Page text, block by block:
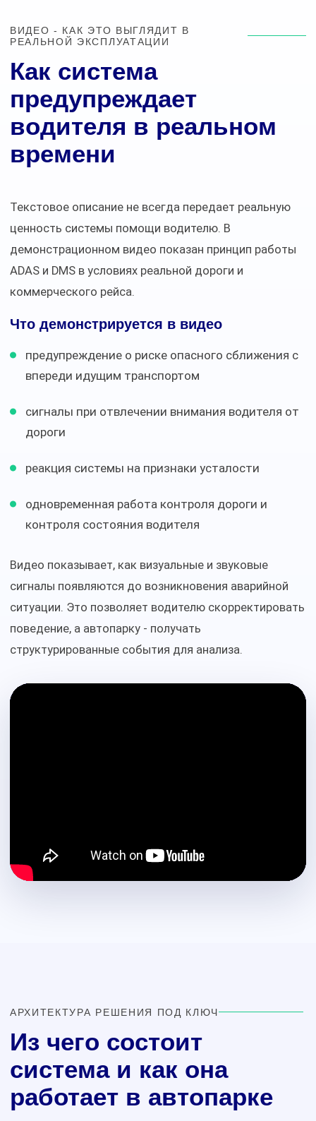
ВИДЕО - КАК ЭТО ВЫГЛЯДИТ В
РЕАЛЬНОЙ ЭКСПЛУАТАЦИИ
Как система
предупреждает
водителя в реальном
времени
Текстовое описание не всегда передает реальную
ценность системы помощи водителю. В
демонстрационном видео показан принцип работы
ADAS и DMS в условиях реальной дороги и
коммерческого рейса.
Что демонстрируется в видео
предупреждение о риске опасного сближения с
впереди идущим транспортом
сигналы при отвлечении внимания водителя от
дороги
реакция системы на признаки усталости
одновременная работа контроля дороги и
контроля состояния водителя
Видео показывает, как визуальные и звуковые
сигналы появляются до возникновения аварийной
ситуации. Это позволяет водителю скорректировать
поведение, а автопарку - получать
структурированные события для анализа.
АРХИТЕКТУРА РЕШЕНИЯ ПОД КЛЮЧ
Из чего состоит
система и как она
работает в автопарке